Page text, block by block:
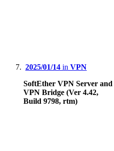
2025/01/14 in VPN
SoftEther VPN Server and
VPN Bridge (Ver 4.42,
Build 9798, rtm)